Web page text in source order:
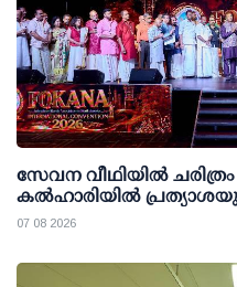
സേവന വീഥിയില്‍
കല്‍ഹാരിയില്‍
07 08 2026